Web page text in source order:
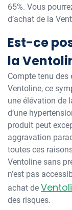
65%. Vous
d’achat de la
Est-ce
la
Compte tenu
Ventoline, ce
une élévation de
d’une
produit peut
aggravation
toutes ces
Ventoline sans
n’est pas
achat de
des risques.